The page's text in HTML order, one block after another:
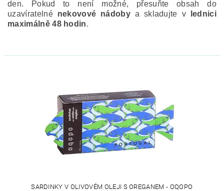
den. Pokud to není možné, přesuňte obsah do
uzavíratelné nekovové nádobya skladujte v
lednici
maximálně 48 hodin.
SARDINKY V OLIVOVÉM OLEJI S OREGANEM - OQOPO